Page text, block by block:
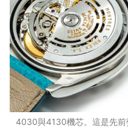
4030與4130機芯。這是先前